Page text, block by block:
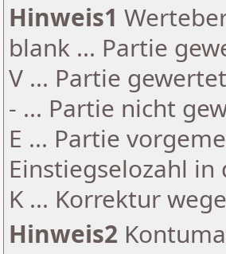
Hinweis1
blank ... Partie
V ... Partie
- ... Partie nicht
E ... Partie
Einstiegselozahl
K ... Korrektur
Hinweis2